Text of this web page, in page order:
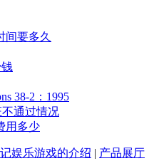
间要多久
38-2：1995
通过情况
用多少
娱乐游戏的介绍 | 产品展厅